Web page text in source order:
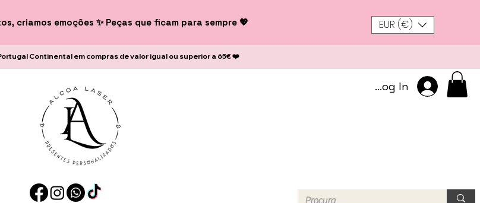
criamos emoções ✨ Peças que ficam para sempre 💖 EUR (€)
Continental em compras de valor igual ou superior a 65€ ❤️
Log In